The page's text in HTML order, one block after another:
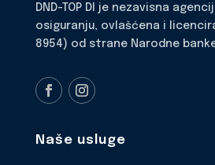
DND-TOP DI je nezavisna
osiguranju, ovlašćena i
8954) od strane Narodne
Naše usluge